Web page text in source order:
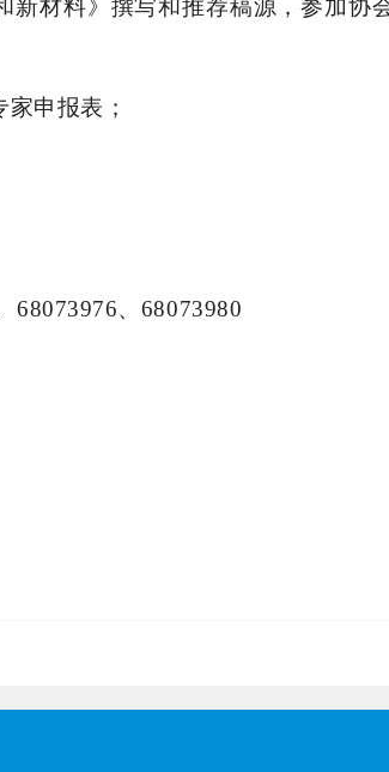
新材料》撰写和推荐稿源，参加协
申报表；
68073976、 68073980